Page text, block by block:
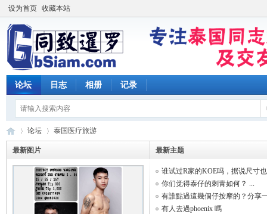
设为首页 收藏本站
论坛 日志 相册 记录
论坛
›
泰国医疗旅游
最新图片 最新主题
谁试过R家的KOE吗，据说尺寸
你们觉得泰仔的刺青如何？ ...
有誰點過這幾個仔按摩的？分享
有人去過phoenix 嗎